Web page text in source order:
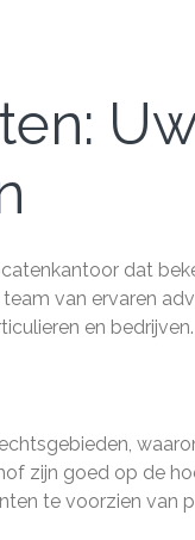
dat
van ervaren
en bedrijven.
zijn goed op de
te voorzien van